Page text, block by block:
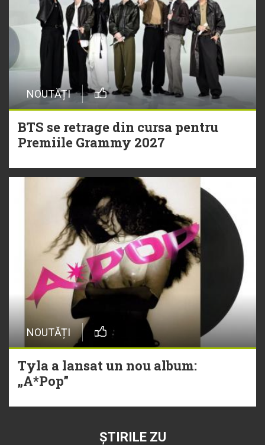
NOUTĂȚI
BTS se retrage din cursa pentru
Premiile Grammy 2027
NOUTĂȚI
Tyla a lansat un nou album:
„A*Pop”
ȘTIRILE ZU